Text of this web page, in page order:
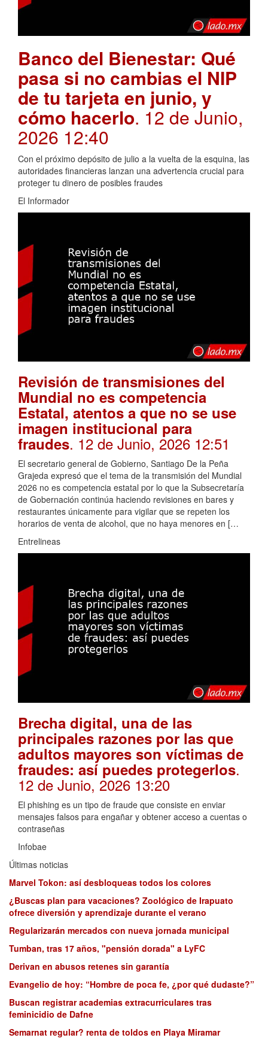
Banco del Bienestar: Qué
pasa si no cambias el NIP
de tu tarjeta en junio, y
cómo hacerlo. 12 de Junio,
2026 12:40
Con el próximo depósito de julio a la vuelta de la esquina, las
autoridades financieras lanzan una advertencia crucial para
proteger tu dinero de posibles fraudes
El Informador
Revisión de transmisiones del
Mundial no es competencia
Estatal, atentos a que no se use
imagen institucional para
fraudes. 12 de Junio, 2026 12:51
El secretario general de Gobierno, Santiago De la Peña
Grajeda expresó que el tema de la transmisión del Mundial
2026 no es competencia estatal por lo que la Subsecretaría
de Gobernación continúa haciendo revisiones en bares y
restaurantes únicamente para vigilar que se repeten los
horarios de venta de alcohol, que no haya menores en […
Entrelineas
Brecha digital, una de las
principales razones por las que
adultos mayores son víctimas de
fraudes: así puedes protegerlos.
12 de Junio, 2026 13:20
El phishing es un tipo de fraude que consiste en enviar
mensajes falsos para engañar y obtener acceso a cuentas o
contraseñas
Infobae
Últimas noticias
Marvel Tokon: así desbloqueas todos los colores
¿Buscas plan para vacaciones? Zoológico de Irapuato
ofrece diversión y aprendizaje durante el verano
Regularizarán mercados con nueva jornada municipal
Tumban, tras 17 años, "pensión dorada" a LyFC
Derivan en abusos retenes sin garantía
Evangelio de hoy: “Hombre de poca fe, ¿por qué dudaste?”
Buscan registrar academias extracurriculares tras
feminicidio de Dafne
Semarnat regular? renta de toldos en Playa Miramar